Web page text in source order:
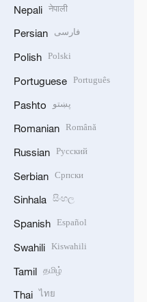
Nepali नेपाली
Persian فارسی
Polish Polski
Portuguese Português
Pashto پښتو
Romanian Română
Russian Русский
Serbian Српски
Sinhala සිංහල
Spanish Español
Swahili Kiswahili
Tamil தமிழ்
Thai ไทย